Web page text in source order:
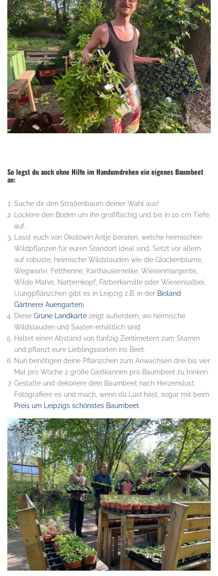
So legst du auch ohne Hilfe im Handumdrehen ein eigenes Baumbeet
an:
Suche dir den Straßenbaum deiner Wahl aus!
Lockere den Boden um ihn großflächig und bis in 10 cm Tiefe
auf.
Lasst euch von Ökolöwin Antje beraten, welche heimischen
Wildpflanzen für euren Standort ideal sind. Setzt vor allem
auf robuste, heimische Wildstauden wie die Glockenblume,
Wegwarte, Fetthenne, Karthäusernelke, Wiesenmargerite,
Wilde Malve, Natternkopf, Färberkamille oder Wiesensalbei.
(Jungpflänzchen gibt es in Leipzig z.B. in der Bioland
Gärtnerei Auengarten)
Diese Grüne Landkarte zeigt außerdem, wo heimische
Wildstauden und Saaten erhältlich sind.
Haltet einen Abstand von fünfzig Zentimetern zum Stamm
und pflanzt eure Lieblingssorten ins Beet.
Nun benötigen deine Pflänzchen zum Anwachsen drei bis vier
Mal pro Woche 2 große Gießkannen pro Baumbeet zu trinken.
Gestalte und dekoriere dein Baumbeet nach Herzenslust.
Fotografiere es und mach, wenn du Lust hast, sogar mit beim
Preis um Leipzigs schönstes Baumbeet.